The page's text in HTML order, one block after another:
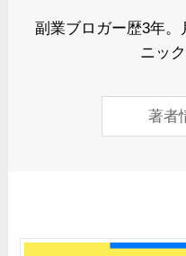
副業ブロガー歴3年。
ニッ
著者